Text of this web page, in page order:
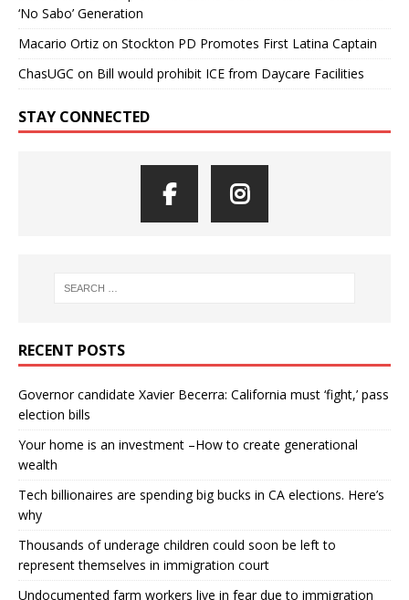
‘No Sabo’ Generation
Macario Ortiz on Stockton PD Promotes First Latina Captain
ChasUGC on Bill would prohibit ICE from Daycare Facilities
STAY CONNECTED
RECENT POSTS
Governor candidate Xavier Becerra: California must ‘fight,’ pass
election bills
Your home is an investment –How to create generational
wealth
Tech billionaires are spending big bucks in CA elections. Here’s
why
Thousands of underage children could soon be left to
represent themselves in immigration court
Undocumented farm workers live in fear due to immigration